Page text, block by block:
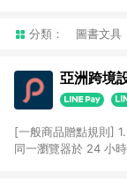
分類： 圖書文具
亞洲跨境
[一般商品贈點規則]
同一瀏覽器於 24 小